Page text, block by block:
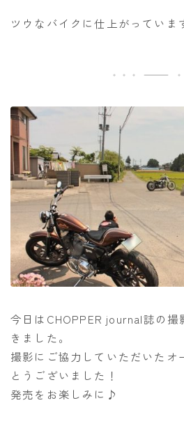
ツウなバイクに仕上がっていま
今日はCHOPPER journal誌の撮
きました。
撮影にご協力していただいたオ
とうございました！
発売をお楽しみに♪